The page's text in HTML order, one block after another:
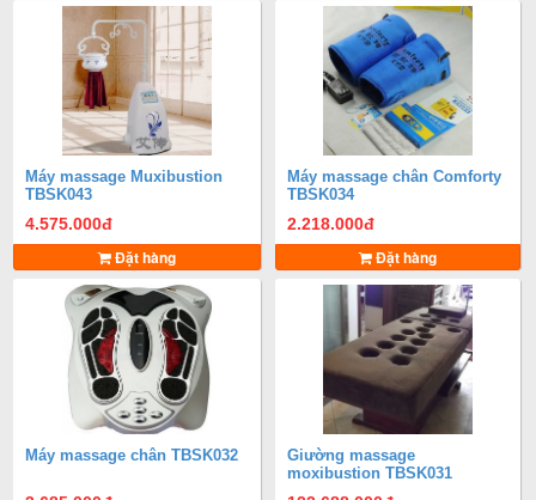
Máy massage Muxibustion
TBSK043
4.575.000đ
Đặt hàng
Máy massage chân Comforty
TBSK034
2.218.000đ
Đặt hàng
Máy massage chân TBSK032
Giường massage
moxibustion TBSK031